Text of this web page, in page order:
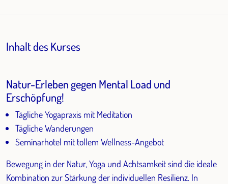
Inhalt des Kurses
Natur-Erleben gegen Mental Load und
Erschöpfung!
Tägliche Yogapraxis mit Meditation
Tägliche Wanderungen
Seminarhotel mit tollem Wellness-Angebot
Bewegung in der Natur, Yoga und Achtsamkeit sind die ideale
Kombination zur Stärkung der individuellen Resilienz. In